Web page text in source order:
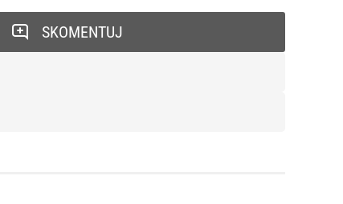
SKOMENTUJ